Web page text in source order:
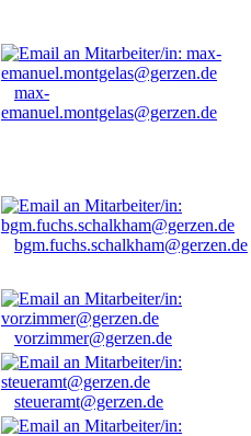
max-
emanuel.montgelas@gerzen.de
bgm.fuchs.schalkham@gerzen.de
vorzimmer@gerzen.de
steueramt@gerzen.de